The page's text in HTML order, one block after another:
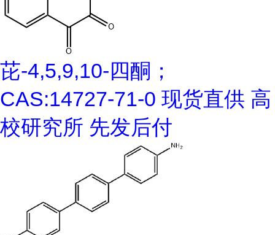
芘-4,5,9,10-四酮；
CAS:14727-71-0 现货直供 高
校研究所 先发后付